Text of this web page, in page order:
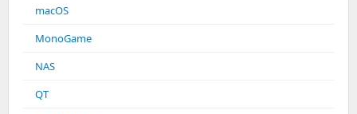
macOS
MonoGame
NAS
QT